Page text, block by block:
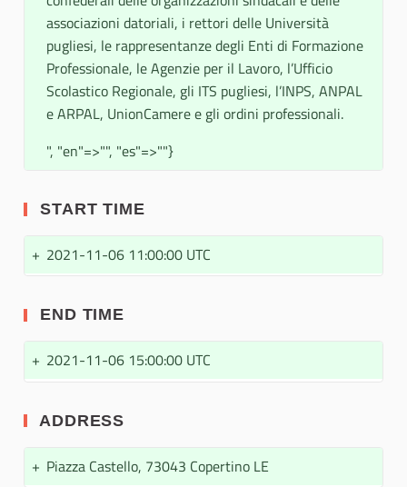
associazioni datoriali, i rettori delle Università
pugliesi, le rappresentanze degli Enti di Formazione
Professionale, le Agenzie per il Lavoro, l’Ufficio
Scolastico Regionale, gli ITS pugliesi, l’INPS, ANPAL
e ARPAL, UnionCamere e gli ordini professionali.
", "en"=>"", "es"=>""}
START TIME
+ 2021-11-06 11:00:00 UTC
END TIME
+ 2021-11-06 15:00:00 UTC
ADDRESS
+ Piazza Castello, 73043 Copertino LE